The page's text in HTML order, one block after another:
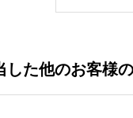
した他のお客様